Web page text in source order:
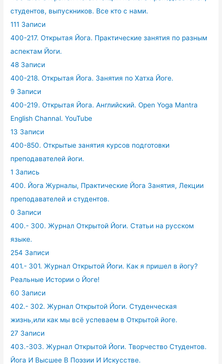
студентов, выпускников. Все кто с нами.
111 Записи
400-217. Открытая Йога. Практические занятия по разным
аспектам Йоги.
48 Записи
400-218. Открытая Йога. Занятия по Хатха Йоге.
9 Записи
400-219. Открытая Йога. Английский. Open Yoga Mantra
English Channal. YouTube
13 Записи
400-850. Открытые занятия курсов подготовки
преподавателей йоги.
1 Запись
400. Йога Журналы, Практические Йога Занятия, Лекции
преподавателей и студентов.
0 Записи
400.- 300. Журнал Открытой Йоги. Статьи на русском
языке.
254 Записи
401.- 301. Журнал Открытой Йоги. Как я пришел в йогу?
Реальные Истории о Йоге!
60 Записи
402.- 302. Журнал Открытой Йоги. Студенческая
жизнь,или как мы всё успеваем в Открытой йоге.
27 Записи
403.-303. Журнал Открытой Йоги. Творчество Студентов.
Йога И Высшее В Поэзии И Искусстве.